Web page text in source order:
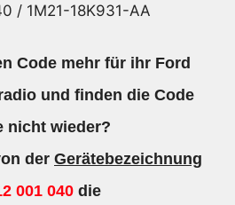
/ 1M21-18K931-AA
Code mehr für ihr Ford
und finden die Code
nicht wieder?
der Gerätebezeichnung
001 040 die